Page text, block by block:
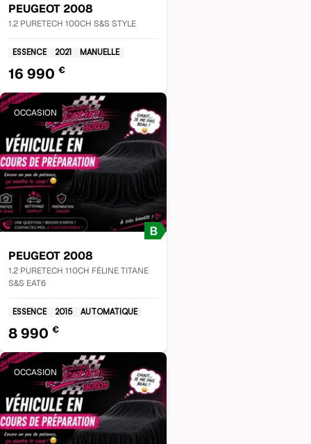
PEUGEOT 2008
1.2 PURETECH 100CH S&S STYLE
ESSENCE 2021 MANUELLE
16 990 €
OCCASION
PEUGEOT 2008
1.2 PURETECH 110CH FÉLINE TITANE
S&S EAT6
ESSENCE 2015 AUTOMATIQUE
8 990 €
OCCASION